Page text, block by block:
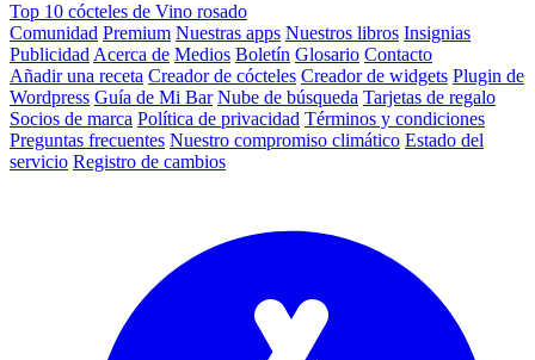
Top 10 cócteles de Vino rosado
Comunidad Premium Nuestras apps Nuestros libros Insignias
Publicidad Acerca de Medios Boletín Glosario Contacto
Añadir una receta Creador de cócteles Creador de widgets Plugin de
Wordpress Guía de Mi Bar Nube de búsqueda Tarjetas de regalo
Socios de marca Política de privacidad Términos y condiciones
Preguntas frecuentes Nuestro compromiso climático Estado del
servicio Registro de cambios